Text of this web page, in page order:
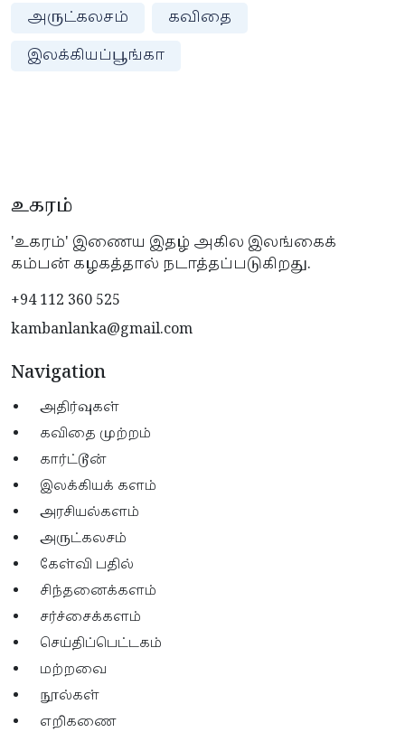
அருட்கலசம்
கவிதை
இலக்கியப்பூங்கா
உகரம்
'உகரம்' இணைய இதழ் அகில இலங்கைக்
கம்பன் கழகத்தால் நடாத்தப்படுகிறது.
+94 112 360 525
kambanlanka@gmail.com
Navigation
அதிர்வுகள்
கவிதை முற்றம்
கார்ட்டூன்
இலக்கியக் களம்
அரசியல்களம்
அருட்கலசம்
கேள்வி பதில்
சிந்தனைக்களம்
சர்ச்சைக்களம்
செய்திப்பெட்டகம்
மற்றவை
நூல்கள்
எறிகணை